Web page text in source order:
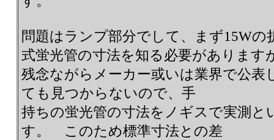
問題はランプ部分でして、まず15Wの
式蛍光管の寸法を知る必要があります
残念ながらメーカー或いは業界で公表
ても見つからないので、手
持ちの蛍光管の寸法をノギスで実測と
す。 このため標準寸法との差